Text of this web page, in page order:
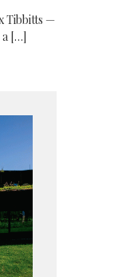
Tibbitts —
a […]